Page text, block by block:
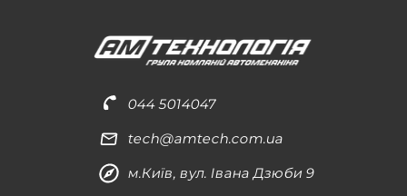
044 5014047
tech@amtech.com.ua
м.Київ, вул. Івана Дзюби 9